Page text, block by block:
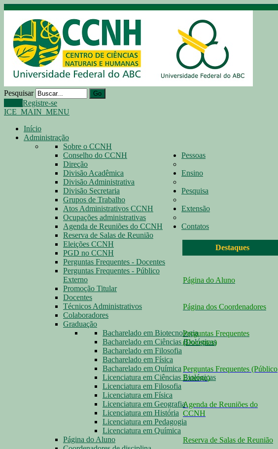
Pesquisar Go
Registre-se
ICE_MAIN_MENU
Início
Administração
Sobre o CCNH
Conselho do CCNH
Direção
Divisão Acadêmica
Divisão Administrativa
Divisão Secretaria
Grupos de Trabalho
Atos Administrativos CCNH
Ocupações administrativas
Agenda de Reuniões do CCNH
Reserva de Salas de Reunião
Eleições CCNH
PGD no CCNH
Perguntas Frequentes - Docentes
Perguntas Frequentes - Público
Externo
Promoção Titular
Pessoas
Docentes
Técnicos Administrativos
Colaboradores
Ensino
Graduação
Bacharelado em Biotecnologia
Bacharelado em Ciências Biológicas
Bacharelado em Filosofia
Bacharelado em Física
Bacharelado em Química
Licenciatura em Ciências Biológicas
Licenciatura em Filosofia
Licenciatura em Física
Licenciatura em Geografia
Licenciatura em História
Licenciatura em Pedagogia
Licenciatura em Química
Página do Aluno
Pesquisa
Extensão
Contatos
Destaques
Página do Aluno
Página dos Coordenadores
Perguntas Frequentes
(Docentes)
Perguntas Frequentes (Público
Externo)
Agenda de Reuniões do
CCNH
Reserva de Salas de Reunião